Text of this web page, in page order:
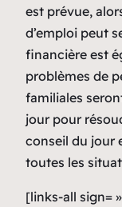
est prévue,
d’emploi peut
financière est
problèmes de
familiales
jour pour
conseil du jour
toutes les
[links-all sign=